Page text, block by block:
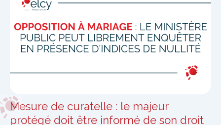
Mesure de curatelle : le majeur
protégé doit être informé de son droit